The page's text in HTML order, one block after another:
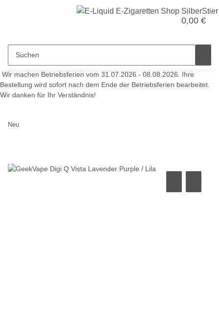
0,00 €
Wir machen Betriebsferien vom 31.07.2026 - 08.08.2026. Ihre
Bestellung wird sofort nach dem Ende der Betriebsferien bearbeitet.
Wir danken für Ihr Verständnis!
Neu